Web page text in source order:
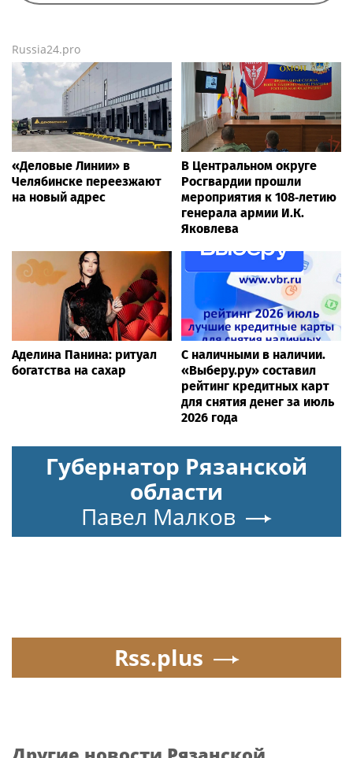
Russia24.pro
«Деловые Линии» в
Челябинске переезжают
на новый адрес
В Центральном округе
Росгвардии прошли
мероприятия к 108‑летию
генерала армии И.К.
Яковлева
Аделина Панина: ритуал
богатства на сахар
С наличными в наличии.
«Выберу.ру» составил
рейтинг кредитных карт
для снятия денег за июль
2026 года
Губернатор Рязанской
области
Павел Малков
Rss.plus